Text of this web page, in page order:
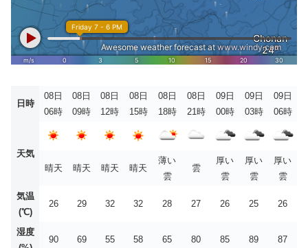
日時
08日
06時
08日
09時
08日
12時
08日
15時
08日
18時
08日
21時
09日
00時
09日
03時
09日
06時
天気
晴天
晴天 晴天 晴天
薄い
雲
雲
厚い
雲
厚い
雲
厚い
雲
気温
(℃)
26 29 32 32 28 27 26 25 26
湿度
90 69 55 58 65 80 85 89 87